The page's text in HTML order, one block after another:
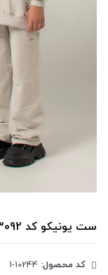
ست یونیکو کد 3092 طرح WHERTER رنگ فیلی سایز 60
کد محصول: